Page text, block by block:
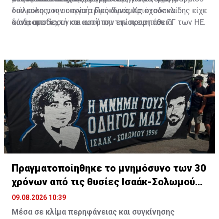
τον ρόλο που οι εγγυήτριες δυνάμεις έχουν να
διαδραματίσουν σε αυτή του την προσπάθεια.
διέλευσης, την οποία ο Πρόεδρος Χριστοδουλίδης είχε
κάνει αποδεχτή και κατά την επίσκεψη του ΓΓ των ΗΕ.
Πραγματοποίηθηκε το μνημόσυνο των 30
χρόνων από τις θυσίες Ισαάκ-Σολωμού
(pic)
09.08.2026 10:39
Μέσα σε κλίμα περηφάνειας και συγκίνησης